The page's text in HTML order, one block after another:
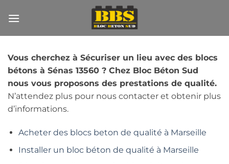
au
Vous cherchez à Sécuriser un lieu avec des blocs
bétons à Sénas 13560 ? Chez Bloc Béton Sud
nous vous proposons des prestations de qualité.
N’attendez plus pour nous contacter et obtenir plus
d’informations.
Acheter des blocs beton de qualité à Marseille
Installer un bloc béton de qualité à Marseille